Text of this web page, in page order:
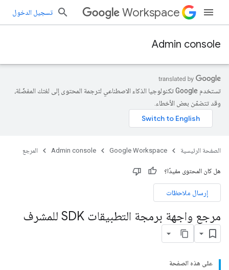
Workspace تسجيل الدخول
Admin console
تستخدم Google تكنولوجيا الذكاء الاصطناعي لترجمة المحتوى إلى لغتك المفضّلة،
وقد تتضمّن بعض الأخطاء.
الصفحة الرئيسية Google Workspace
Admin console المرجع
هل كان المحتوى مفيدًا؟
إرسال ملاحظات
مرجع واجهة برمجة التطبيقات SDK للمشرف
على هذه الصفحة